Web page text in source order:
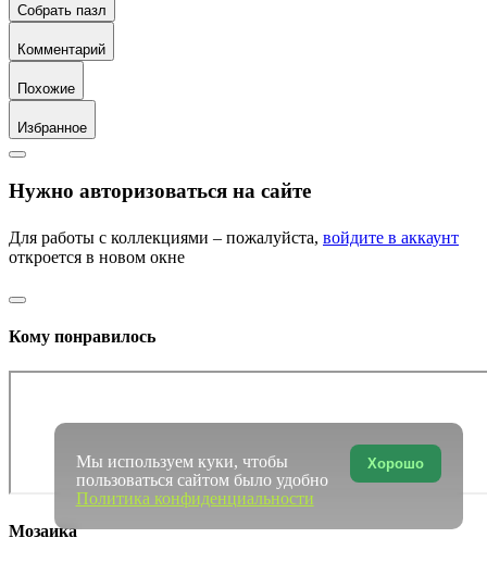
Собрать пазл
Комментарий
Похожие
Избранное
Нужно авторизоваться на сайте
Для работы с коллекциями – пожалуйста, войдите в аккаунт
откроется в новом окне
Кому понравилось
Мозаика
Хорошо
Мы используем куки, чтобы
пользоваться сайтом было удобно
Политика конфиденциальности